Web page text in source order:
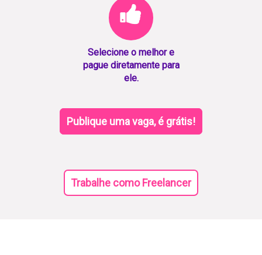
Selecione o melhor e
pague diretamente para
ele.
Publique uma vaga, é grátis!
Trabalhe como Freelancer